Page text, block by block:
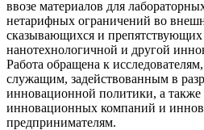
ввозе материалов для
нетарифных ограничений во
сказывающихся и препятствующих
нанотехнологичной и другой
Работа обращена к
служащим, задействованным в
инновационной политики, а также
инновационных компаний и
предпринимателям.